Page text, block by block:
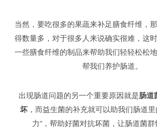
当然，要吃很多的果蔬来补足膳食纤维，
得数量多，对于很多人来说确实很难，这
一些膳食纤维的制品来帮助我们轻轻松松
帮我们养护肠道。
出现肠道问题的另一个重要原因就是肠道
坏，而益生菌的补充就可以助我们肠道里
力”，帮助好菌对抗坏菌，让肠道菌群